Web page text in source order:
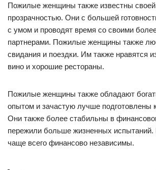
Пожилые женщины также известны
прозрачностью. Они с большей
с умом и проводят время со своими
партнерами. Пожилые женщины также
свидания и поездки. Им также нравятся
вино и хорошие рестораны.
Пожилые женщины также обладают
опытом и зачастую лучше подготовлены
Они также более стабильны в
пережили больше жизненных испытаний.
чаще всего финансово независимы.